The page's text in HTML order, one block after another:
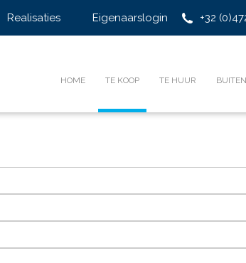
+32
Eigenaarslogin
Realisaties
HOME TE KOOP TE HUUR